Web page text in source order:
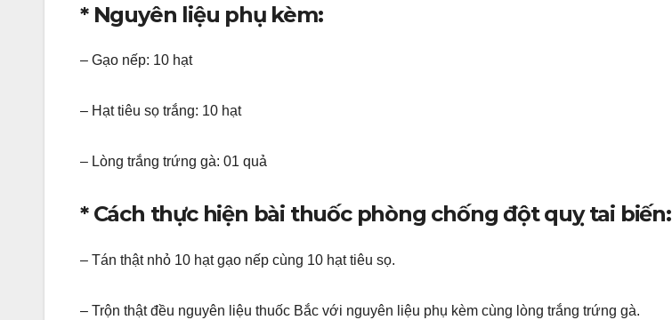
* Nguyên liệu phụ kèm:
– Gạo nếp: 10 hạt
– Hạt tiêu sọ trắng: 10 hạt
– Lòng trắng trứng gà: 01 quả
* Cách thực hiện bài thuốc phòng chống đột quỵ tai biến:
– Tán thật nhỏ 10 hạt gạo nếp cùng 10 hạt tiêu sọ.
– Trộn thật đều nguyên liệu thuốc Bắc với nguyên liệu phụ kèm cùng lòng trắng trứng gà.